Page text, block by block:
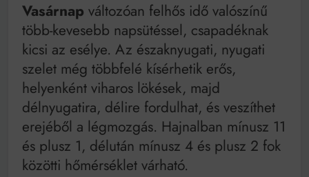
Vasárnap változóan felhős idő valószínű
több-kevesebb napsütéssel, csapadéknak
kicsi az esélye. Az északnyugati, nyugati
szelet még többfelé kísérhetik erős,
helyenként viharos lökések, majd
délnyugatira, délire fordulhat, és veszíthet
erejéből a légmozgás. Hajnalban mínusz 11
és plusz 1, délután mínusz 4 és plusz 2 fok
közötti hőmérséklet várható.